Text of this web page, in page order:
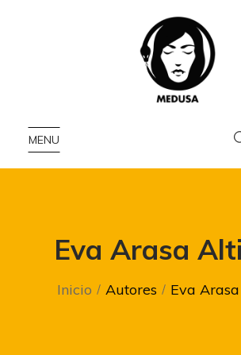
MENU
Eva Arasa
Inicio Autores Eva